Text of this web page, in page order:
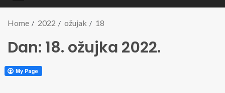
Home 2022 ožujak 18
Dan: 18. ožujka 2022.